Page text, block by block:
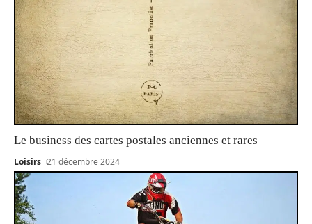
Le business des cartes postales anciennes et rares
Loisirs 21 décembre 2024